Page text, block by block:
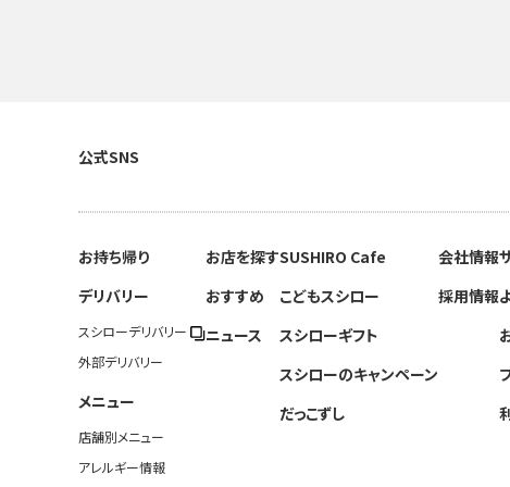
公式SNS
お持ち帰り
デリバリー
スシローデリバリー
外部デリバリー
メニュー
店舗別メニュー
アレルギー情報
お店を探す
おすすめ
ニュース
SUSHIRO Cafe
こどもスシロー
スシローギフト
スシローのキャンペーン
だっこずし
会社情報
採用情報